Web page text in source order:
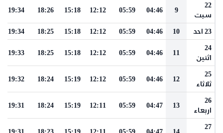
22
سبت
9
04:46
05:59
12:12
15:18
18:26
19:34
23 احد 10
04:46
05:59
12:12
15:18
18:25
19:34
24
اثنين
11
04:46
05:59
12:12
15:18
18:25
19:33
25
ثلاثاء
12
04:46
05:59
12:12
15:19
18:24
19:32
26
اربعاء
13
04:47
05:59
12:11
15:19
18:24
19:31
27
14
04:47
05:59
12:11
15:19
18:23
19:31